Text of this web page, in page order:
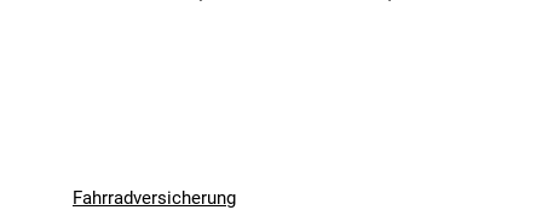
Fahrradversicherung